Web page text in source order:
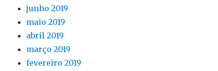
junho 2019
maio 2019
abril 2019
março 2019
fevereiro 2019